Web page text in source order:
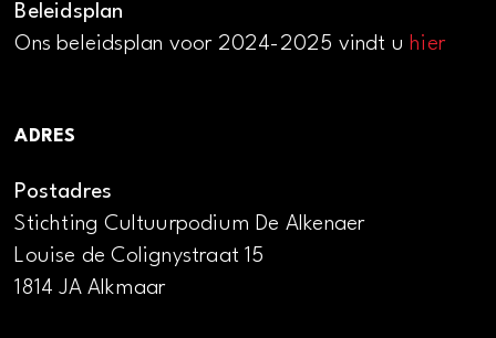
Beleidsplan
Ons beleidsplan voor 2024-2025 vindt uhier
ADRES
Postadres
Stichting Cultuurpodium De Alkenaer
Louise de Colignystraat 15
1814 JA Alkmaar